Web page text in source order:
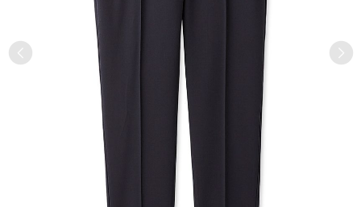
ACYM
アシーム
adidas by Stella McCartney
アディダス バイ ステラマッカートニー